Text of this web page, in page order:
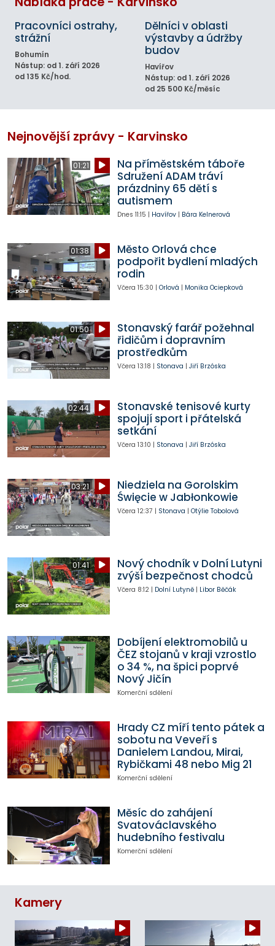
Pracovníci ostrahy,
strážní
Bohumín
Nástup: od 1. září 2026
od 135 Kč/hod.
Dělníci v oblasti
výstavby a údržby
budov
Havířov
Nástup: od 1. září 2026
od 25 500 Kč/měsíc
Nejnovější zprávy - Karvinsko
01:21
Na příměstském táboře
Sdružení ADAM tráví
prázdniny 65 dětí s
autismem
Dnes 11:15 | Havířov| Bára Kelnerová
01:38
Město Orlová chce
podpořit bydlení mladých
rodin
Včera 15:30 | Orlová | Monika Ociepková
01:50
Stonavský farář požehnal
řidičům i dopravním
prostředkům
Včera 13:18 | Stonava | Jiří Brzóska
02:44
Stonavské tenisové kurty
spojují sport i přátelská
setkání
Včera 13:10 | Stonava | Jiří Brzóska
03:21
Niedziela na Gorolskim
Święcie w Jabłonkowie
Včera 12:37 | Stonava | Otýlie Tobolová
01:41
Nový chodník v Dolní Lutyni
zvýší bezpečnost chodců
Včera 8:12| Dolní Lutyně| Libor Běčák
Dobíjení elektromobilů u
ČEZ stojanů v kraji vzrostlo
o 34 %, na špici poprvé
Nový Jičín
Komerční sdělení
Hrady CZ míří tento pátek a
sobotu na Veveří s
Danielem Landou, Mirai,
Rybičkami 48 nebo Mig 21
Komerční sdělení
Měsíc do zahájení
Svatováclavského
hudebního festivalu
Komerční sdělení
Kamery